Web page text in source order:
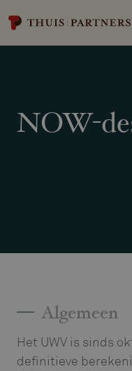
NOW-
Algemeen
Het UWV is sinds
definitieve